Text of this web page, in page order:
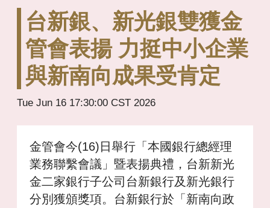
企業永續
最新消息
人才招募
合併專區
台新銀、新光銀雙獲金
管會表揚 力挺中小企業
與新南向成果受肯定
Tue Jun 16 17:30:00 CST 2026
金管會今(16)日舉行「本國銀行總經理
業務聯繫會議」暨表揚典禮，台新新光
金二家銀行子公司台新銀行及新光銀行
分別獲頒獎項。台新銀行於「新南向政